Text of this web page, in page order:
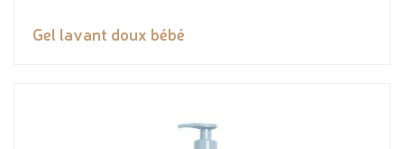
Gel lavant doux bébé